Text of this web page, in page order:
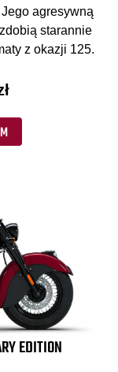
agresywną
starannie
z okazji 125.
EDITION